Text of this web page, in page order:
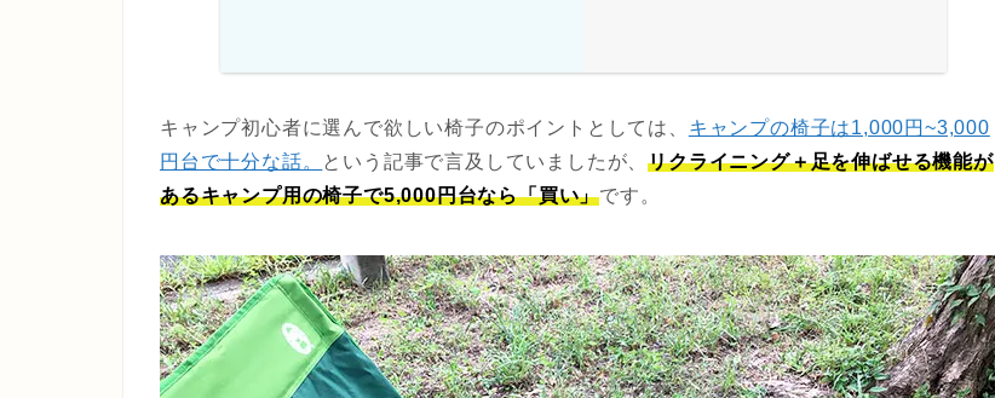
キャンプ初心者に選んで欲しい椅子のポイントとしては、 キャンプの椅子は1,000円~3,000
円台で十分な話。 という記事で言及していましたが、リクライニング＋足を伸ばせる機能が
あるキャンプ用の椅子で5,000円台なら「買い」です。